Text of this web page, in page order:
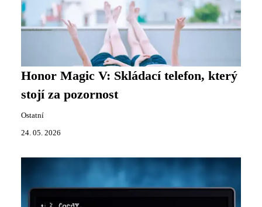
Honor Magic V: Skládací telefon, který
stojí za pozornost
Ostatní
24. 05. 2026